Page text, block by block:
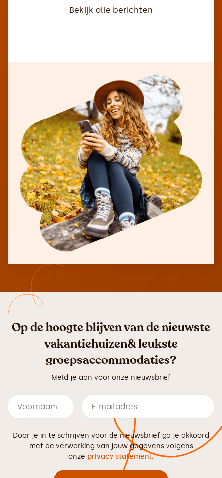
Bekijk alle berichten
Op de hoogte blijven van de nieuwste
vakantiehuizen& leukste
groepsaccommodaties?
Meld je aan voor onze nieuwsbrief
Door je in te schrijven voor de nieuwsbrief ga je akkoord
met de verwerking van jouw gegevens volgens
onze privacy statement.